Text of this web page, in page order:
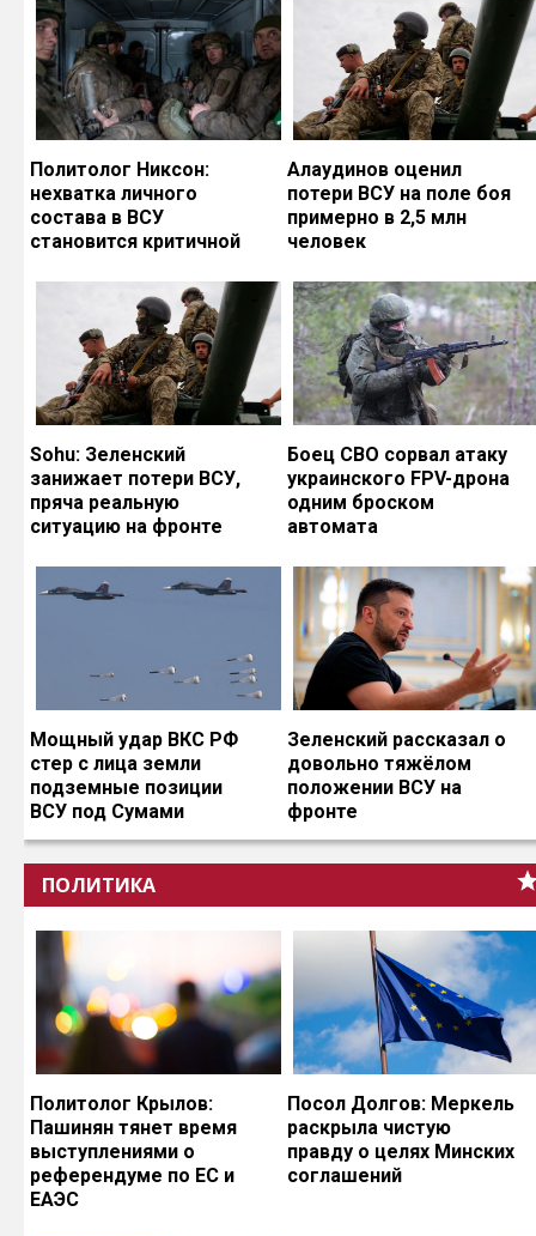
Политолог Никсон:
нехватка личного
состава в ВСУ
становится критичной
Алаудинов оценил
потери ВСУ на поле боя
примерно в 2,5 млн
человек
Sohu: Зеленский
занижает потери ВСУ,
пряча реальную
ситуацию на фронте
Боец СВО сорвал атаку
украинского FPV-дрона
одним броском
автомата
Мощный удар ВКС РФ
стер с лица земли
подземные позиции
ВСУ под Сумами
Зеленский рассказал о
довольно тяжёлом
положении ВСУ на
фронте
ПОЛИТИКА
Политолог Крылов:
Пашинян тянет время
выступлениями о
референдуме по ЕС и
ЕАЭС
Посол Долгов: Меркель
раскрыла чистую
правду о целях Минских
соглашений